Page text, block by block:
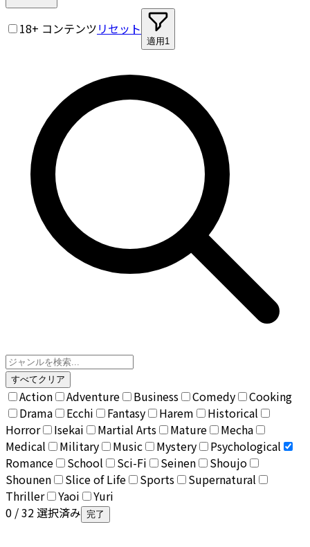
18+ コンテンツリセット
適用 1
すべてクリア
Action Adventure Business Comedy
Cooking
Drama
Ecchi Fantasy Harem
Historical
Horror
Isekai Martial Arts Mature
Mecha
Medical
Military Music Mystery
Psychological
Romance
School Sci-Fi Seinen
Shoujo
Shounen
Slice of Life Sports
Supernatural
Thriller
Yaoi
Yuri
0 / 32 選択済み 完了